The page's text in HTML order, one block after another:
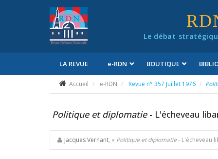
Le débat
LA REVUE e-RDN BOUTIQUE
Accueil e-RDN Revue n° 357 Juillet 1976
Politique et diplomatie - L'écheveau
Jacques Vernant, « Politique et diplomatie- L'écheveau